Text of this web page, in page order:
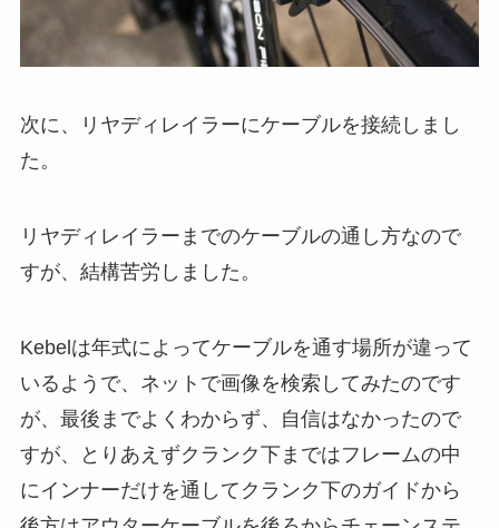
次に、リヤディレイラーにケーブルを接続しまし
た。
リヤディレイラーまでのケーブルの通し方なので
すが、結構苦労しました。
Kebelは年式によってケーブルを通す場所が違って
いるようで、ネットで画像を検索してみたのです
が、最後までよくわからず、自信はなかったので
すが、とりあえずクランク下まではフレームの中
にインナーだけを通してクランク下のガイドから